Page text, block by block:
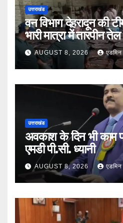
उत्तराखंड
वन विभाग देहरादून की
भारी मात्रा में तारपीन
AUGUST 8, 2026 एडमिन
उत्तराखंड
अवकाश के दिन भी काम
एमडी पी.सी. ध्यानी
AUGUST 8, 2026 एडमिन